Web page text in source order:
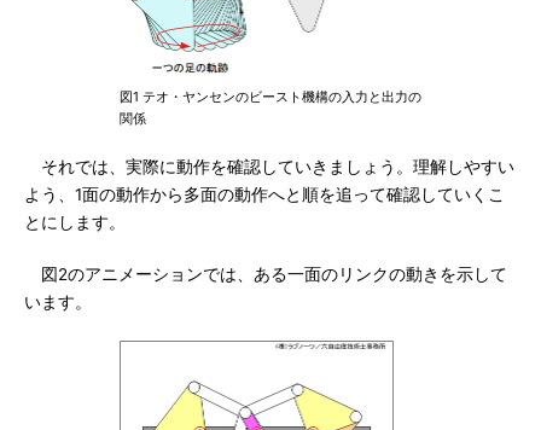
図1 テオ・ヤンセンのビースト機構の入力と出力の
関係
それでは、実際に動作を確認していきましょう。理解しやすい
よう、1面の動作から多面の動作へと順を追って確認していくこ
とにします。
図2のアニメーションでは、ある一面のリンクの動きを示して
います。